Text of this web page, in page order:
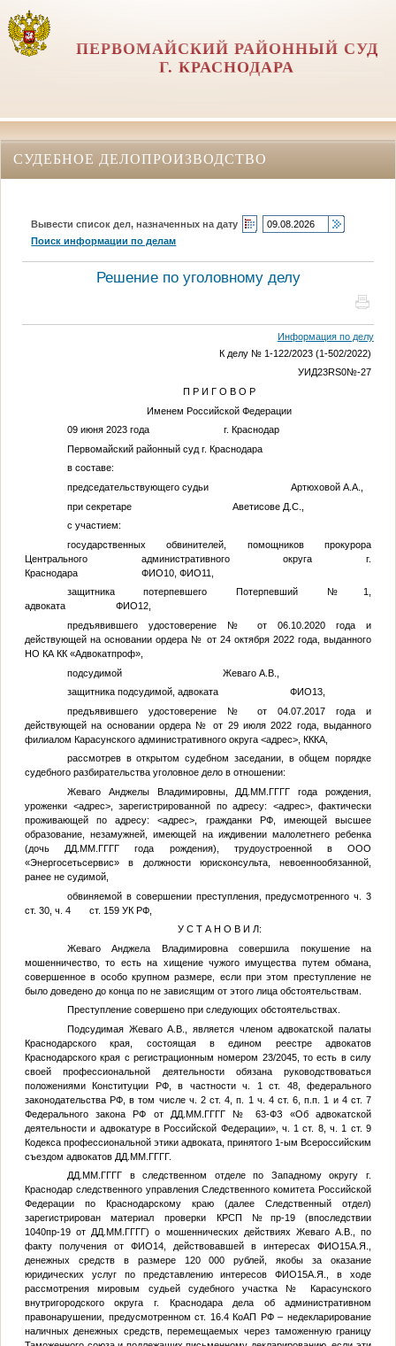
ПЕРВОМАЙСКИЙ РАЙОННЫЙ СУД
Г. КРАСНОДАРА
СУДЕБНОЕ ДЕЛОПРОИЗВОДСТВО
Вывести список дел, назначенных на дату
Поиск информации по делам
Решение по уголовному делу
Информация по делу
К делу № 1-122/2023 (1-502/2022)
УИД23RS0№-27
П Р И Г О В О Р
Именем Российской Федерации
09 июня 2023 года г. Краснодар
Первомайский районный суд г. Краснодара
в составе:
председательствующего судьи Артюховой А.А.,
при секретаре Аветисове Д.С.,
с участием:
государственных обвинителей, помощников прокурора
Центрального административного округа г.
Краснодара ФИО10, ФИО11
защитника потерпевшего
Потерпевший №1
адвоката ФИО12,
предъявившего удостоверение №
от 06.10.2020 года и
действующей на основании ордера № от 24 октября 2022 года, выданного
НО КА КК «Адвокатпроф»,
подсудимой Жеваго А.В.,
защитника подсудимой, адвоката ФИО13,
предъявившего удостоверение №
от 04.07.2017 года и
действующей на основании ордера №
от 29 июля 2022 года, выданного
филиалом Карасунского административного округа <адрес>, КККА,
рассмотрев в открытом судебном заседании, в общем порядке
судебного разбирательства уголовное дело в отношении:
Жеваго Анджелы Владимировны, ДД.ММ.ГГГГ года рождения,
уроженки <адрес>, зарегистрированной по адресу: <адрес>, фактически
проживающей по адресу:<адрес> , гражданки РФ, имеющей высшее
образование, незамужней, имеющей на иждивении малолетнего ребенка
(дочь ДД.ММ.ГГГГ года рождения), трудоустроенной в ООО
«Энергосетьсервис» в должности юрисконсульта, невоеннообязанной,
ранее не судимой,
обвиняемой в совершении преступления, предусмотренного ч. 3
ст. 30, ч. 4 ст. 159 УК РФ,
У С Т А Н О В И Л:
Жеваго Анджела Владимировна совершила покушение на
мошенничество, то есть на хищение чужого имущества путем обмана,
совершенное в особо крупном размере, если при этом преступление не
было доведено до конца по не зависящим от этого лица обстоятельствам.
Преступление совершено при следующих обстоятельствах.
Подсудимая Жеваго А.В., является членом адвокатской палаты
Краснодарского края, состоящая в едином реестре адвокатов
Краснодарского края с регистрационным номером 23/2045, то есть в силу
своей профессиональной деятельности обязана руководствоваться
положениями Конституции РФ, в частности ч. 1 ст. 48, федерального
законодательства РФ, в том числе ч. 2 ст. 4, п. 1 ч. 4 ст. 6, п.п. 1 и 4 ст. 7
Федерального закона РФ от ДД.ММ.ГГГГ№ 63-ФЗ «Об адвокатской
деятельности и адвокатуре в Российской Федерации», ч. 1 ст. 8, ч. 1 ст. 9
Кодекса профессиональной этики адвоката, принятого 1-ым Всероссийским
съездом адвокатов ДД.ММ.ГГГГ.
ДД.ММ.ГГГГв следственном отделе по Западному округу г.
Краснодар следственного управления Следственного комитета Российской
Федерации по Краснодарскому краю (далее Следственный отдел)
зарегистрирован материал проверки КРСП № пр-19 (впоследствии
1040пр-19 отДД.ММ.ГГГГ) о мошеннических действиях Жеваго А.В., по
факту получения от ФИО14, действовавшей в интересахФИО15А.Я.,
денежных средств в размере 120 000 рублей, якобы за оказание
юридических услуг по представлению интересовФИО15А.Я., в ходе
рассмотрения мировым судьей судебного участка №
Карасунского
внутригородского округа г. Краснодара дела об административном
правонарушении, предусмотренном ст. 16.4 КоАП РФ – недекларирование
наличных денежных средств, перемещаемых через таможенную границу